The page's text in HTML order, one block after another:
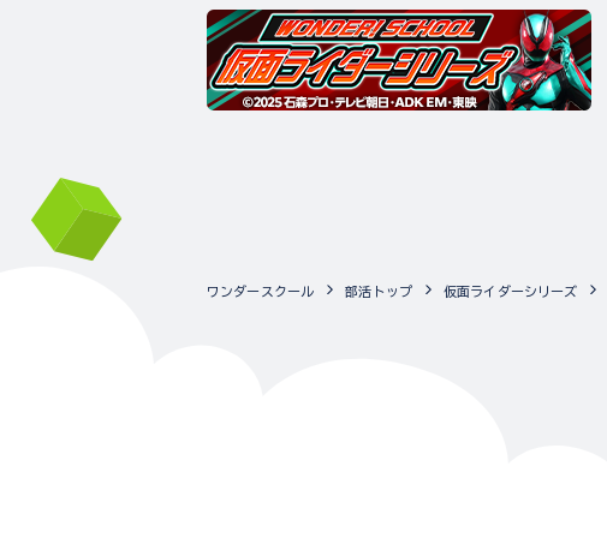
ワンダースクール 部活トップ 仮面ライダーシリーズ